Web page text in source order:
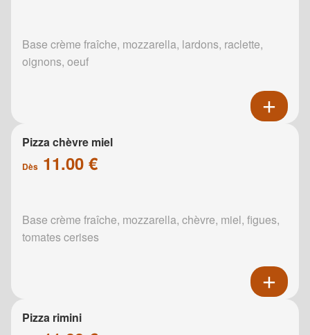
Base crème fraîche, mozzarella, lardons, raclette,
oignons, oeuf
Pizza chèvre miel
Dès 11.00 €
Base crème fraîche, mozzarella, chèvre, miel, figues,
tomates cerises
Pizza rimini